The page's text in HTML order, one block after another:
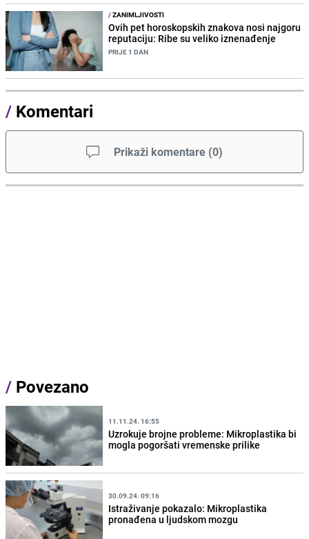
/ZANIMLJIVOSTI
Ovih pet horoskopskih znakova nosi najgoru
reputaciju: Ribe su veliko iznenađenje
PRIJE 1 DAN
/ Komentari
Prikaži komentare (0)
/ Povezano
11.11.24. 16:55
Uzrokuje brojne probleme: Mikroplastika bi
mogla pogoršati vremenske prilike
30.09.24. 09:16
Istraživanje pokazalo: Mikroplastika
pronađena u ljudskom mozgu